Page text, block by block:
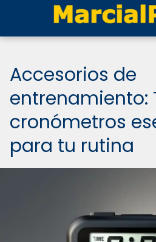
Accesorios de
entrenamiento:
cronómetros
para tu rutina